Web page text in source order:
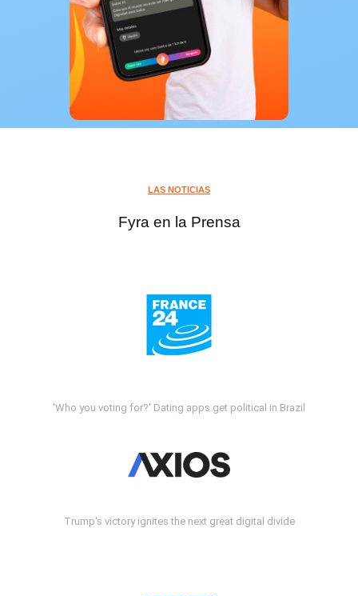
LAS NOTICIAS
Fyra en la Prensa
'Who you voting for?' Dating apps get political in Brazil
Trump's victory ignites the next great digital divide